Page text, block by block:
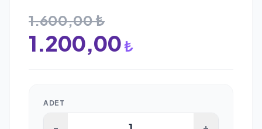
1.600,00 ₺
1.200,00 ₺
ADET